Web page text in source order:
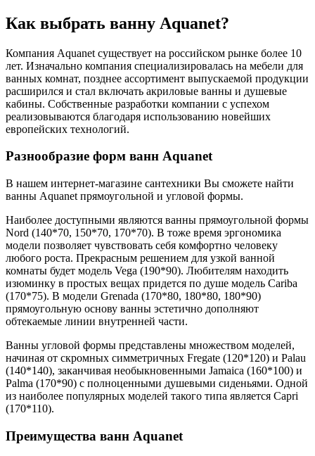
Как выбрать ванну Aquanet?
Компания Aquanet существует на российском рынке более 10
лет. Изначально компания специализировалась на мебели для
ванных комнат, позднее ассортимент выпускаемой продукции
расширился и стал включать акриловые ванны и душевые
кабины. Собственные разработки компании с успехом
реализовываются благодаря использованию новейших
европейских технологий.
Разнообразие форм ванн Aquanet
В нашем интернет-магазине сантехники Вы сможете найти
ванны Aquanet прямоугольной и угловой формы.
Наиболее доступными являются ванны прямоугольной формы
Nord (140*70, 150*70, 170*70). В тоже время эргономика
модели позволяет чувствовать себя комфортно человеку
любого роста. Прекрасным решением для узкой ванной
комнаты будет модель Vega (190*90). Любителям находить
изюминку в простых вещах придется по душе модель Cariba
(170*75). В модели Grenada (170*80, 180*80, 180*90)
прямоугольную основу ванны эстетично дополняют
обтекаемые линии внутренней части.
Ванны угловой формы представлены множеством моделей,
начиная от скромных симметричных Fregate (120*120) и Palau
(140*140), заканчивая необыкновенными Jamaica (160*100) и
Palma (170*90) с полноценными душевыми сиденьями. Одной
из наиболее популярных моделей такого типа является Capri
(170*110).
Преимущества ванн Aquanet